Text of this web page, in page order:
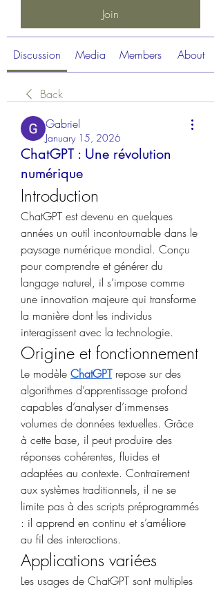
Join
Discussion Media Members About
Back
Gabriel
January 15, 2026
ChatGPT : Une révolution
numérique
Introduction
ChatGPT est devenu en quelques
années un outil incontournable dans le
paysage numérique mondial. Conçu
pour comprendre et générer du
langage naturel, il s’impose comme
une innovation majeure qui transforme
la manière dont les individus
interagissent avec la technologie.
Origine et fonctionnement
Le modèle ChatGPT repose sur des
algorithmes d’apprentissage profond
capables d’analyser d’immenses
volumes de données textuelles. Grâce
à cette base, il peut produire des
réponses cohérentes, fluides et
adaptées au contexte. Contrairement
aux systèmes traditionnels, il ne se
limite pas à des scripts préprogrammés
: il apprend en continu et s’améliore
au fil des interactions.
Applications variées
Les usages de ChatGPT sont multiples